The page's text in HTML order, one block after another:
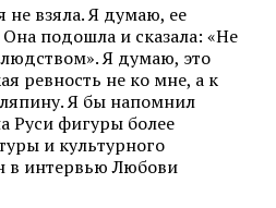
не взяла. Я думаю, ее
подошла и сказала: «Не
Я думаю, это
ревность не ко мне, а к
Я бы напомнил
Руси фигуры более
и культурного
в интервью Любови